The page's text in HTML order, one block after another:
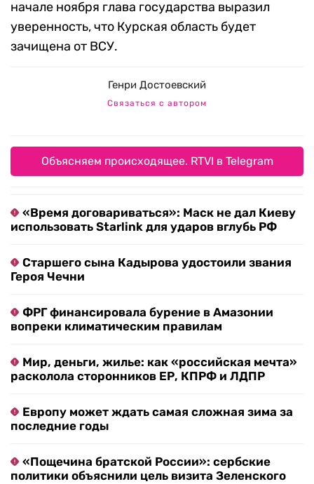
начале ноября глава государства выразил
уверенность, что Курская область будет
зачищена от ВСУ.
Генри Достоевский
Связаться с автором
Объясняем происходящее. RTVI в Telegram
«Время договариваться»: Маск не дал Киеву
использовать Starlink для ударов вглубь РФ
Старшего сына Кадырова удостоили звания
Героя Чечни
ФРГ финансировала бурение в Амазонии
вопреки климатическим правилам
Мир, деньги, жилье: как «российская мечта»
расколола сторонников ЕР, КПРФ и ЛДПР
Европу может ждать самая сложная зима за
последние годы
«Пощечина братской России»: сербские
политики объяснили цель визита Зеленского